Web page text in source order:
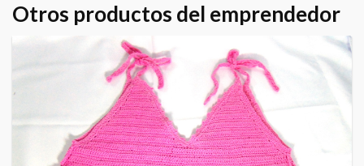
Otros productos del emprendedor